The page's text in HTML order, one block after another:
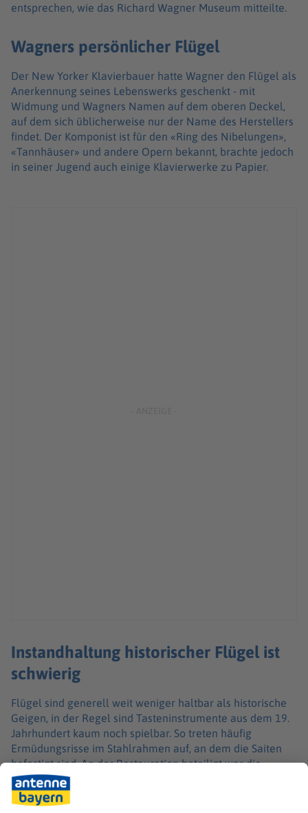
entsprechen, wie das Richard Wagner Museum mitteilte.
Wagners persönlicher Flügel
Der New Yorker Klavierbauer hatte Wagner den Flügel als
Anerkennung seines Lebenswerks geschenkt - mit
Widmung und Wagners Namen auf dem oberen Deckel,
auf dem sich üblicherweise nur der Name des Herstellers
findet. Der Komponist ist für den «Ring des Nibelungen»,
«Tannhäuser» und andere Opern bekannt, brachte jedoch
in seiner Jugend auch einige Klavierwerke zu Papier.
Instandhaltung historischer Flügel ist
schwierig
Flügel sind generell weit weniger haltbar als historische
Geigen, in der Regel sind Tasteninstrumente aus dem 19.
Jahrhundert kaum noch spielbar. So treten häufig
Ermüdungsrisse im Stahlrahmen auf, an dem die Saiten
befestigt sind. An der Restauration beteiligt war die
Bayreuther Klaviermanufaktur Steingraeber, die zwar
weniger bekannt ist als Steinway, aber in der Fachwelt
einen hervorragenden Ruf hat. Die Kosten der